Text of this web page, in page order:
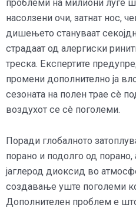
проблеми на милиони луѓе
насолзени очи, затнат нос,
дишењето стануваат
страдаат од алергиски
треска. Експертите
промени дополнително ја
сезоната на полен трае сè
воздухот се сè поголеми.
Поради глобалното
порано и подолго од
јаглерод диоксид во
создавање уште поголеми
Дополнителен проблем е